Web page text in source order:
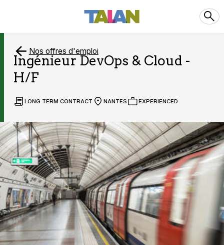
Nos offres d'emploi
Ingénieur DevOps & Cloud -
H/F
LONG TERM CONTRACT NANTES EXPERIENCED